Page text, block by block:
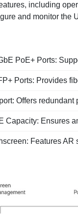
including
and monitor the
PoE+ Ports:
Ports: Provides
Offers
Capacity: Ensures
Features